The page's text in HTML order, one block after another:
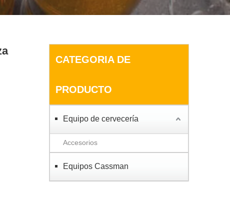
CATEGORIA DE
PRODUCTO
Equipo de cervecería
Accesorios
Equipos Cassman